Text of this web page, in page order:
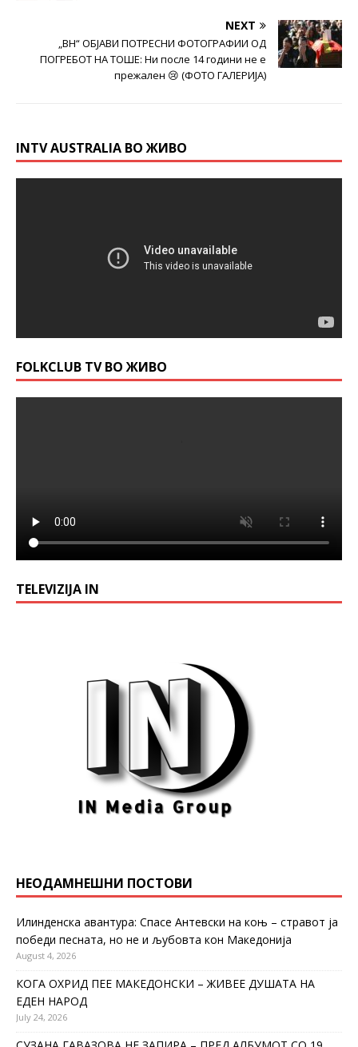
NEXT
„ВН“ ОБЈАВИ ПОТРЕСНИ ФОТОГРАФИИ ОД
ПОГРЕБОТ НА ТОШЕ: Ни после 14 години не е
прежален 😢 (ФОТО ГАЛЕРИЈА)
INTV AUSTRALIA ВО ЖИВО
FOLKCLUB TV ВО ЖИВО
TELEVIZIJA IN
НЕОДАМНЕШНИ ПОСТОВИ
Илинденска авантура: Спасе Антевски на коњ – стравот ја
победи песната, но не и љубовта кон Македонија
August 4, 2026
КОГА ОХРИД ПЕЕ МАКЕДОНСКИ – ЖИВЕЕ ДУШАТА НА
ЕДЕН НАРОД
July 24, 2026